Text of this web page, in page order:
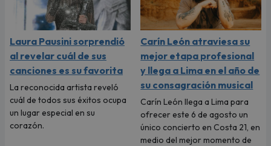
Laura Pausini sorprendió
al revelar cuál de sus
canciones es su favorita
La reconocida artista reveló
cuál de todos sus éxitos ocupa
un lugar especial en su
corazón.
Carín León atraviesa su
mejor etapa profesional
y llega a Lima en el año de
su consagración musical
Carín León llega a Lima para
ofrecer este 6 de agosto un
único concierto en Costa 21, en
medio del mejor momento de